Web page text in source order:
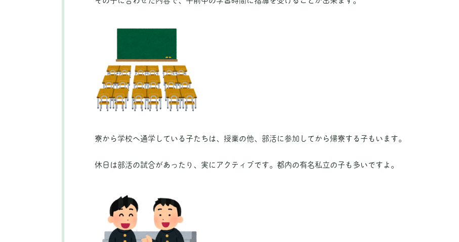
寮から学校へ通学している子たちは、授業の他、部活に参加してから帰寮する子もいます。
休日は部活の試合があったり、実にアクティブです。都内の有名私立の子も多いですよ。